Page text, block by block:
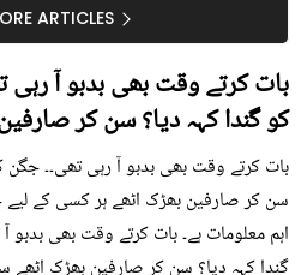
سستا اور قدرتی حلARTICLES
بات کرتے وقت بھی بدبو آ
کو گندا کہہ دیا؟ سن کر
بات کرتے وقت بھی بدبو آ رہی تھی۔۔
سن کر صارفین بھڑک اٹھے ہر کسی کے لیے
اہم معلومات ہے۔ بات کرتے وقت بھی